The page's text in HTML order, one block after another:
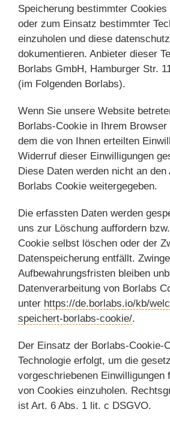
Speicherung bestimmter
oder zum Einsatz bestimmter
einzuholen und diese
dokumentieren. Anbieter dieser
Borlabs GmbH, Hamburger Str.
(im Folgenden Borlabs).
Wenn Sie unsere Website
Borlabs-Cookie in Ihrem
dem die von Ihnen erteilten
Widerruf dieser Einwilligungen
Diese Daten werden nicht an den
Borlabs Cookie weitergegeben.
Die erfassten Daten werden
uns zur Löschung auffordern
Cookie selbst löschen oder der
Datenspeicherung entfällt.
Aufbewahrungsfristen bleiben
Datenverarbeitung von Borlabs
unter https://de.borlabs.io/kb/
speichert-borlabs-cookie/.
Der Einsatz der Borlabs-Cookie-
Technologie erfolgt, um die
vorgeschriebenen Einwilligungen
von Cookies einzuholen.
ist Art. 6 Abs. 1 lit. c DSGVO.